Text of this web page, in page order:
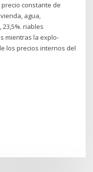
precio constante de
agua,
riables
mientras la explo-
los precios internos del